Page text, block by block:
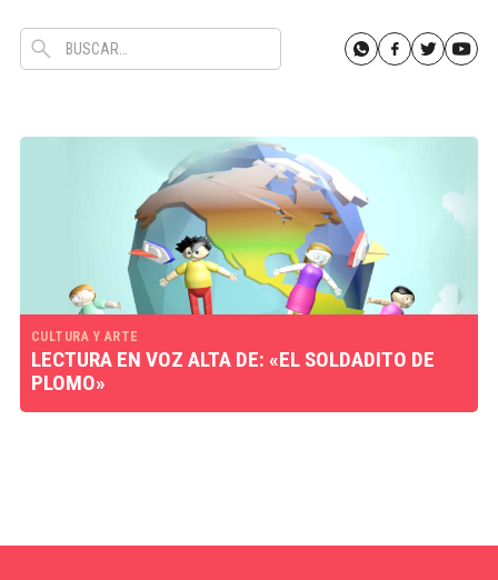
CULTURA Y ARTE
LECTURA EN VOZ ALTA DE: «EL SOLDADITO DE
PLOMO»